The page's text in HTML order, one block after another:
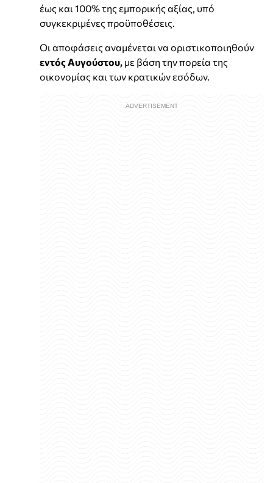
έως και 100% της εμπορικής αξίας, υπό
συγκεκριμένες προϋποθέσεις.
Οι αποφάσεις αναμένεται να οριστικοποιηθούν
εντός Αυγούστου, με βάση την πορεία της
οικονομίας και των κρατικών εσόδων.